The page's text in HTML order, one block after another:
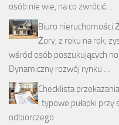
osób nie wie, na co zwrócić …
Biuro nieruchomości
Żory, z roku na rok,
wśród osób poszukujących
Dynamiczny rozwój rynku …
Checklista
i typowe pułapki
odbiorczego